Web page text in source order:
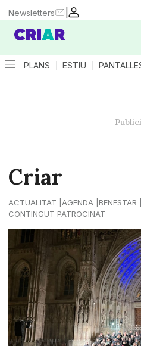
|
Newsletters
PLANS ESTIU
Criar
ACTUALITAT AGENDA BENESTAR
CONTINGUT PATROCINAT